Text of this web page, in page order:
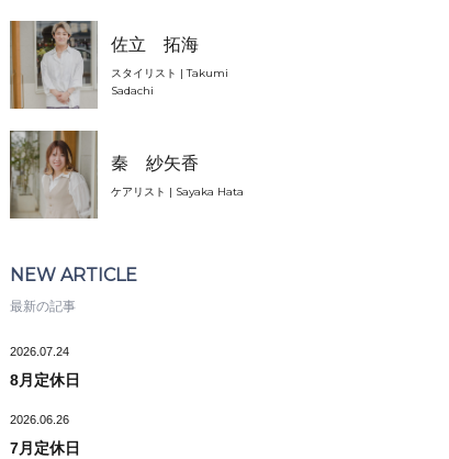
佐立 拓海
スタイリスト | Takumi
Sadachi
秦 紗矢香
ケアリスト | Sayaka Hata
NEW ARTICLE
最新の記事
2026.07.24
8月定休日
2026.06.26
7月定休日